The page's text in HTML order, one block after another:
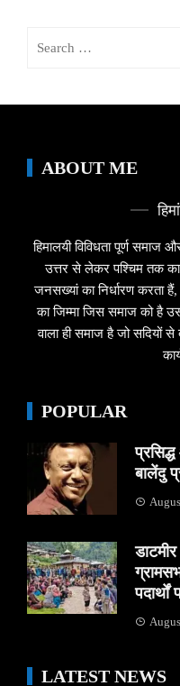
ABOUT ME
हिमालयी विविधता पूर्ण समाज
उत्तर से लेकर पश्चिम तक
जनसख्यां का निर्धारण करता
का जिम्मा जिस समाज को है
वाला ही समाज है जो सदियों
POPULAR
बालेंदु
LATEST NEWS